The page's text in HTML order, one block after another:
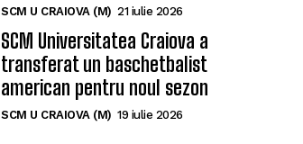
SCM U CRAIOVA (M) 21 iulie 2026
SCM Universitatea Craiova a
transferat un baschetbalist
american pentru noul sezon
SCM U CRAIOVA (M) 19 iulie 2026